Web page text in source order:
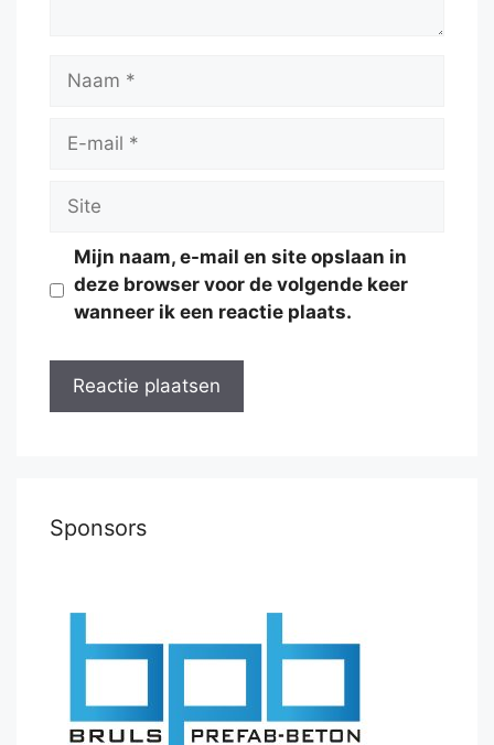
Naam
Site
Mijn naam, e-mail en site opslaan in
deze browser voor de volgende keer
wanneer ik een reactie plaats.
Sponsors